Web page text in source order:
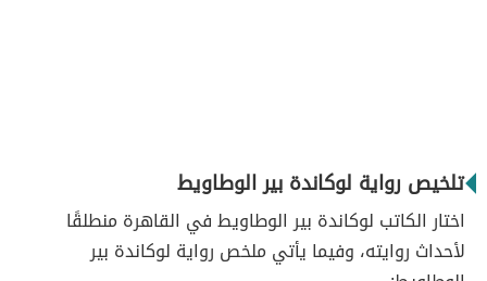
تلخيص رواية لوكاندة بير الوطاويط
اختار الكاتب لوكاندة بير الوطاويط في القاهرة منطلقًا
لأحداث روايته، وفيما يأتي ملخص رواية لوكاندة بير